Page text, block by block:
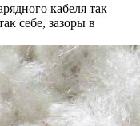
кабеля так
себе, зазоры в